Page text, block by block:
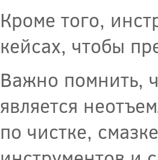
Кроме того,
кейсах, чтобы
Важно помнить,
является
по чистке,